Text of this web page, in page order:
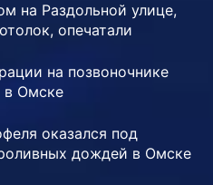
на Раздольной улице,
опечатали
на позвоночнике
в Омске
оказался под
дождей в Омске